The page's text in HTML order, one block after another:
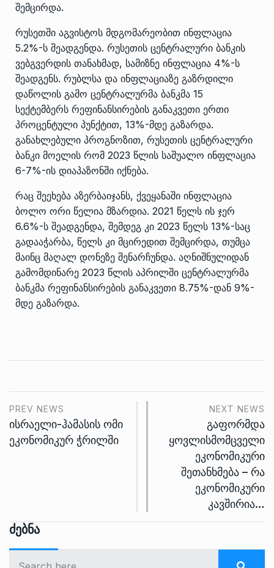
შემცირდა.
რუსეთში აგვისტოს მდგომარეობით ინფლაცია
5.2%-ს შეადგენდა. რუსეთის ცენტრალური ბანკის
ვებგვერდის თანახმად, სამიზნე ინფლაცია 4%-ს
შეადგენს. რუბლსა და ინფლაციაზე გაზრდილი
დაწოლის გამო ცენტრალურმა ბანკმა 15
სექტემბერს რეფინანსირების განაკვეთი ერთი
პროცენტული პუნქტით, 13%-მდე გაზარდა.
განახლებული პროგნოზით, რუსეთის ცენტრალური
ბანკი მოელის რომ 2023 წლის საშუალო ინფლაცია
6-7%-ის დიაპაზონში იქნება.
რაც შეეხება აზერბაიჯანს, ქვეყანაში ინფლაცია
ბოლო ორი წელია მზარდია. 2021 წელს ის ჯერ
6.6%-ს შეადგენდა, შემდეგ კი 2023 წელს 13%-საც
გადააჭარბა, წელს კი მცირედით შემცირდა, თუმცა
მაინც მაღალ დონეზე შენარჩუნდა. აღნიშნულიდან
გამომდინარე 2023 წლის აპრილში ცენტრალურმა
ბანკმა რეფინანსირების განაკვეთი 8.75%-დან 9%-
მდე გაზარდა.
PREV NEWS
ისრაელი-ჰამასის ომი
ეკონომიკურ ჭრილში
NEXT NEWS
გაფორმდა
ყოვლისმომცველი
ეკონომიკური
შეთანხმება – რა
ეკონომიკური
კავშირია…
Ძებნა